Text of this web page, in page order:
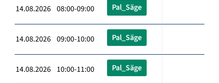
14.08.2026 08:00-09:00 Pal_Säge
14.08.2026 09:00-10:00 Pal_Säge
14.08.2026 10:00-11:00 Pal_Säge